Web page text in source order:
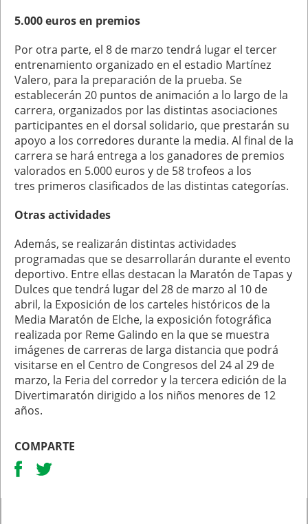
5.000 euros en premios
Por otra parte, el 8 de marzo tendrá lugar el tercer
entrenamiento organizado en el estadio Martínez
Valero, para la preparación de la prueba. Se
establecerán 20 puntos de animación a lo largo de la
carrera, organizados por las distintas asociaciones
participantes en el dorsal solidario, que prestarán su
apoyo a los corredores durante la media. Al final de la
carrera se hará entrega a los ganadores de premios
valorados en 5.000 euros y de 58 trofeos a los
tres primeros clasificados de las distintas categorías.
Otras actividades
Además, se realizarán distintas actividades
programadas que se desarrollarán durante el evento
deportivo. Entre ellas destacan la Maratón de Tapas y
Dulces que tendrá lugar del 28 de marzo al 10 de
abril, la Exposición de los carteles históricos de la
Media Maratón de Elche, la exposición fotográfica
realizada por Reme Galindo en la que se muestra
imágenes de carreras de larga distancia que podrá
visitarse en el Centro de Congresos del 24 al 29 de
marzo, la Feria del corredor y la tercera edición de la
Divertimaratón dirigido a los niños menores de 12
años.
COMPARTE